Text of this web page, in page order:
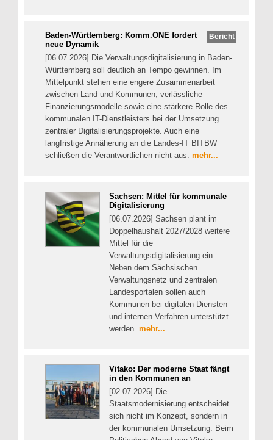
Bericht
Baden-Württemberg: Komm.ONE fordert
neue Dynamik
[06.07.2026] Die Verwaltungsdigitalisierung in Baden-
Württemberg soll deutlich an Tempo gewinnen. Im
Mittelpunkt stehen eine engere Zusammenarbeit
zwischen Land und Kommunen, verlässliche
Finanzierungsmodelle sowie eine stärkere Rolle des
kommunalen IT-Dienstleisters bei der Umsetzung
zentraler Digitalisierungsprojekte. Auch eine
langfristige Annäherung an die Landes-IT BITBW
schließen die Verantwortlichen nicht aus. mehr...
Sachsen: Mittel für kommunale
Digitalisierung
[06.07.2026] Sachsen plant im
Doppelhaushalt 2027/2028 weitere
Mittel für die
Verwaltungsdigitalisierung ein.
Neben dem Sächsischen
Verwaltungsnetz und zentralen
Landesportalen sollen auch
Kommunen bei digitalen Diensten
und internen Verfahren unterstützt
werden. mehr...
Vitako: Der moderne Staat fängt
in den Kommunen an
[02.07.2026] Die
Staatsmodernisierung entscheidet
sich nicht im Konzept, sondern in
der kommunalen Umsetzung. Beim